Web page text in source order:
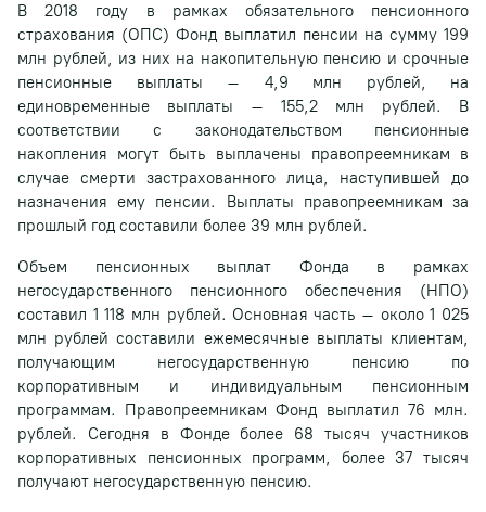
В 2018 году в рамках обязательного пенсионного
страхования (ОПС) Фонд выплатил пенсии на сумму 199
млн рублей, из них на накопительную пенсию и срочные
пенсионные выплаты – 4,9 млн рублей, на
единовременные выплаты – 155,2 млн рублей. В
соответствии с законодательством пенсионные
накопления могут быть выплачены правопреемникам в
случае смерти застрахованного лица, наступившей до
назначения ему пенсии. Выплаты правопреемникам за
прошлый год составили более 39 млн рублей.
Объем пенсионных выплат Фонда в рамках
негосударственного пенсионного обеспечения (НПО)
составил 1 118 млн рублей. Основная часть – около 1 025
млн рублей составили ежемесячные выплаты клиентам,
получающим негосударственную пенсию по
корпоративным и индивидуальным пенсионным
программам. Правопреемникам Фонд выплатил 76 млн.
рублей. Сегодня в Фонде более 68 тысяч участников
корпоративных пенсионных программ, более 37 тысяч
получают негосударственную пенсию.